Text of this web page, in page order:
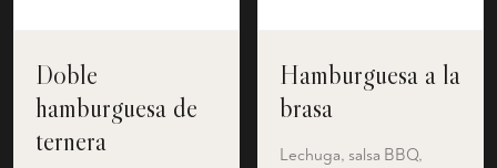
Doble
hamburguesa de
ternera
Hamburguesa a la
brasa
Lechuga, salsa BBQ,